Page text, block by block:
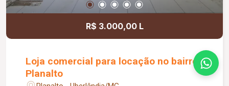
R$ 3.000,00 L
Loja comercial para locação no bairro
Planalto